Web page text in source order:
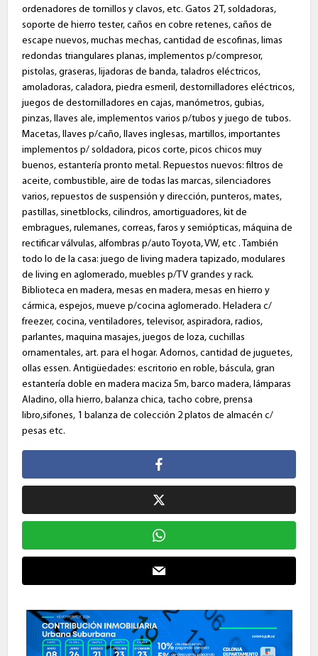
ordenadores de tornillos y clavos, etc. Gatos 2 T, soldadoras,
soporte de hierro tester, caños en cobre retenes, caños de
escape nuevos, muchas mechas, cantidad de escofinas, limas
redondas triangulares planas, implementos p/compresor,
pistolas, graseras, lijadoras de banda, taladros eléctricos,
amoladoras, caladora, piedra esmeril, destornilladores eléctricos,
juegos de destornilladores en cajas, manómetros, gubias,
pinzas, llaves ale, implementos varios p/tubos y juego de tubos.
Macetas, llaves p/caño, llaves inglesas, martillos, importantes
implementos p/ soldadora, picos corte, picos chicos muy
buenos, estantería pronto metal. Repuestos nuevos: filtros de
aceite, combustible, aire de todas las marcas, silenciadores
varios, repuestos de suspensión y dirección, punteros, mates,
pastillas, sinetblocks, cilindros, amortiguadores, kit de
embragues, rulemanes, correas, faros y semiópticas, máquina de
rectificar válvulas, alfombras p/auto Toyota, VW, etc . También
todo lo de la casa: juego de living madera tapizado, modulares
de living en aglomerado, muebles p/TV grandes y rack.
Biblioteca en madera, mesas en madera, mesas en hierro y
cármica, espejos, mueve p/cocina aglomerado. Heladera c/
freezer, cocina, ventiladores, televisor, aspiradora, radios,
parlantes, maquina masajes, juegos de loza, cuchillas
ornamentales, art. para el hogar. Adornos, cantidad de juguetes,
ollas essen. Antigüedades: escritorio en roble, báscula, gran
estantería doble en madera maciza 5m, barco madera, lámparas
Aladino, olla hierro, balanza chica, tacho cobre, prensa
libro,sifones, 1 balanza de colección 2 platos de almacén c/
pesas etc.